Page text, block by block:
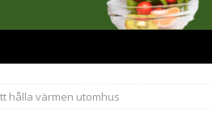
hålla värmen utomhus